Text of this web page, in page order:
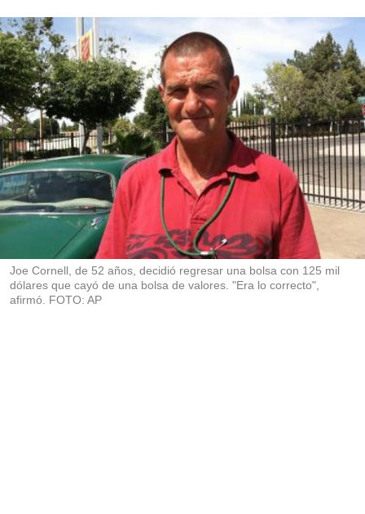
i
o
n
e
s
d
e
c
o
m
p
r
r
a
r
Joe Cornell, de 52 años, decidió regresar una bolsa con 125 mil
dólares que cayó de una bolsa de valores. "Era lo correcto",
afirmó. FOTO: AP